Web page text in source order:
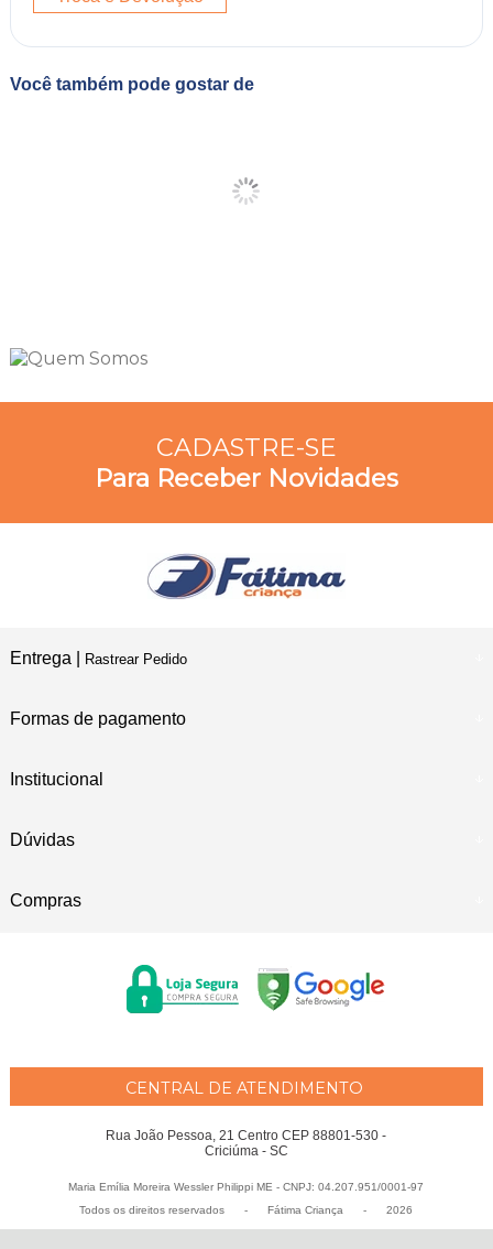
Você também pode gostar de
CADASTRE-SE
Para Receber Novidades
Entrega | Rastrear Pedido
Formas de pagamento
Institucional
Dúvidas
Compras
CENTRAL DE ATENDIMENTO
Rua João Pessoa, 21 Centro CEP 88801-530 -
Criciúma - SC
Maria Emília Moreira Wessler Philippi ME - CNPJ: 04.207.951/0001-97
Todos os direitos reservados
- Fátima Criança - 2026